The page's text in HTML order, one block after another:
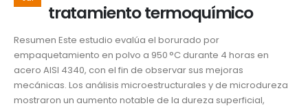
tratamiento termoquímico
Resumen Este estudio evalúa el borurado por
empaquetamiento en polvo a 950 °C durante 4 horas en
acero AISI 4340, con el fin de observar sus mejoras
mecánicas. Los análisis microestructurales y de microdureza
mostraron un aumento notable de la dureza superficial,